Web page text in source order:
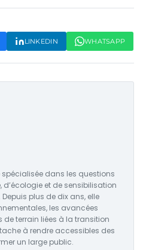
LINKEDIN WHATSAPP
spécialisée dans les questions
et de sensibilisation
plus de dix ans, elle
les avancées
de terrain liées à la transition
à rendre accessibles des
un large public.